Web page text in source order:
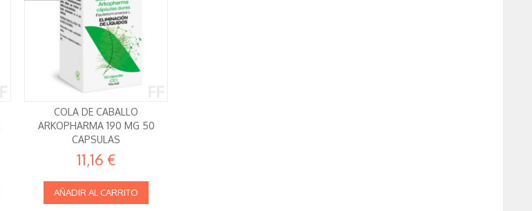
COLA DE CABALLO
ARKOPHARMA 190 MG 50
CAPSULAS
11,16 €
AÑADIR AL CARRITO